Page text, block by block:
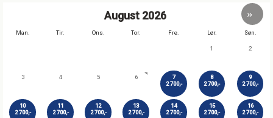
August 2026
Man. Tir. Ons. Tor. Fre. Lør. Søn.
1 2
3 4 5 6
7
2 700,-
8
2 700,-
9
2 700,-
10
2 700,-
11
2 700,-
12
2 700,-
13
2 700,-
14
2 700,-
15
2 700,-
16
2 700,-